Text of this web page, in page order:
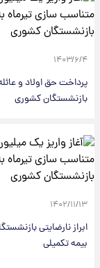
۱۴۰۳/۶/۴
پرداخت حق اولاد و
بازنشستگان کشوری
۱۴۰۲/۱۱/۱۳
ابراز نارضایتی
بیمه تکمیلی